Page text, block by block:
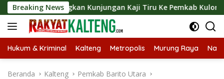
Langsung
ke
konten
Breaking NewsKunjungan Kaji Tiru Ke Pemkab Kulon Progo
Hukum & Kriminal Kalteng Metropolis Murung Raya
Beranda Kalteng Pemkab Barito Utara